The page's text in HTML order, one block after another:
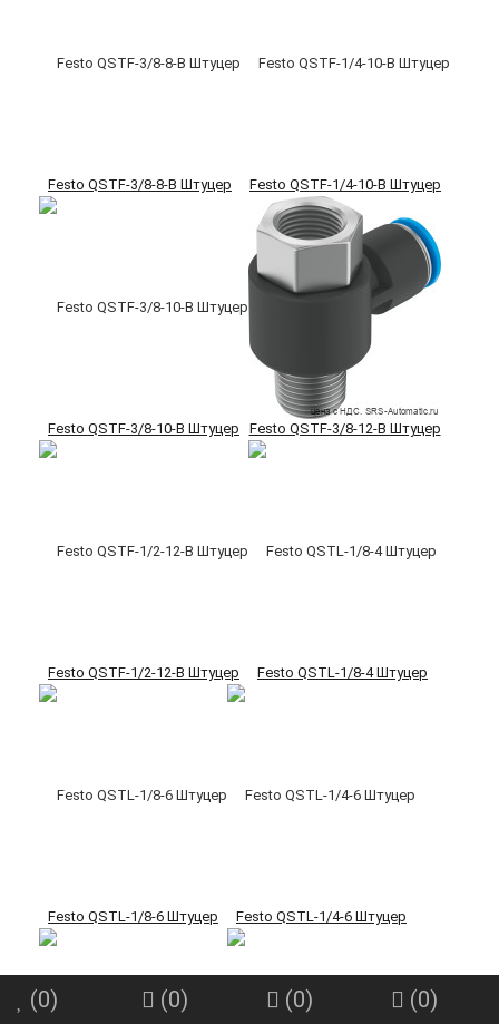
Festo QSTF-3/8-8-B Штуцер Festo QSTF-1/4-10-B Штуцер
Festo QSTF-3/8-10-B Штуцер Festo QSTF-3/8-12-B Штуцер
Festo QSTF-1/2-12-B Штуцер Festo QSTL-1/8-4 Штуцер
Festo QSTL-1/8-6 Штуцер Festo QSTL-1/4-6 Штуцер
(0) (0) (0) (0)